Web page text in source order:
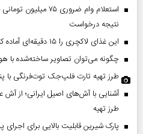
استعلام وام ضروری
نتیجه درخواست
این غذای لاکچری را ۱۵ دقیقه‌ای آماده کنید
چگونه می‌توان تصاویر ساخته‌شده
طرز تهیه تارت فلپ‌جک توت‌فرنگی با
آشنایی با آش‌های اصیل ایرانی؛ از
طرز تهیه
پارک شیرین قابلیت‌ بالایی برای